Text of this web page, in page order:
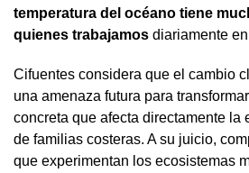
temperatura del océano tiene
quienes trabajamos diariamente
Cifuentes considera que el cambio
una amenaza futura para
concreta que afecta directamente la
de familias costeras. A su juicio,
que experimentan los ecosistemas